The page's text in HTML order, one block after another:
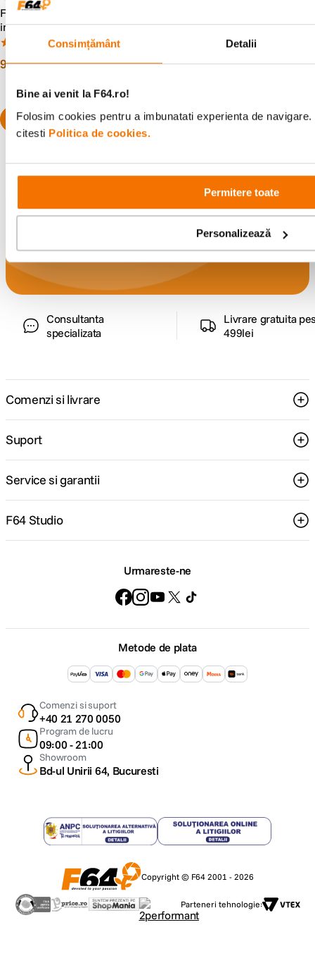
Consimțământ Detalii
Bine ai venit la F64.ro!
Folosim cookies pentru a imbunatati experienta de
citesti Politica de cookies.
Permitere toate
Personalizează
Fujifilm Instax Mini - film
instant 2x10 bucati
(70)
99 lei
Foto 20 bucati (2x10)
(16)
99 lei
Alatura-te comunitatii creatorilor
Descopera inspiratie, recomandari utile,
ghiduri foto-video si oferte pregatite special
pentru tine.
Consultanta
specializata
Livrare gratuita
499lei
Comenzi si livrare
Suport
Service si garantii
F64 Studio
Urmareste-ne
Metode de plata
Comenzi si suport
+40 21 270 0050
Program de lucru
09:00 - 21:00
Showroom
Bd-ul Unirii 64, Bucuresti
Copyright © F64 2001 - 2026
Parteneri tehnologie: